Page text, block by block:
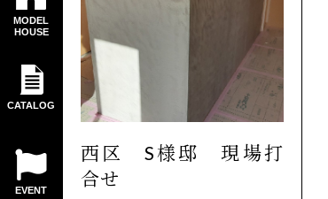
MODEL
HOUSE
CATALOG
EVENT
西区 S様邸 現場打
合せ